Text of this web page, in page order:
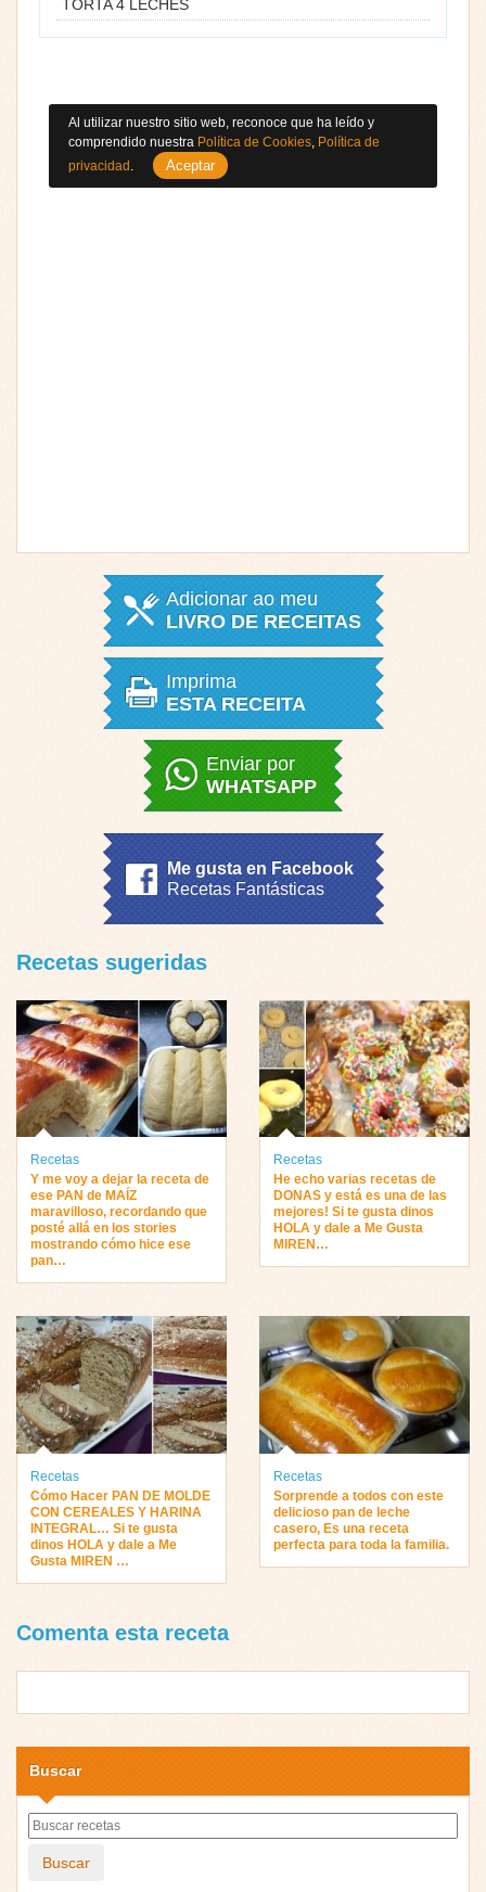
TORTA 4 LECHES
Adicionar ao meu
LIVRO DE RECEITAS
Imprima
ESTA RECEITA
Enviar por
WHATSAPP
Me gusta en Facebook
Recetas Fantásticas
Recetas sugeridas
Recetas
Y me voy a dejar la receta de
ese PAN de MAÍZ
maravilloso, recordando que
posté allá en los stories
mostrando cómo hice ese
pan…
Recetas
He echo varias recetas de
DONAS y está es una de las
mejores! Si te gusta dinos
HOLA y dale a Me Gusta
MIREN…
Recetas
Cómo Hacer PAN DE MOLDE
CON CEREALES Y HARINA
INTEGRAL… Si te gusta
dinos HOLA y dale a Me
Gusta MIREN …
Recetas
Sorprende a todos con este
delicioso pan de leche
casero, Es una receta
perfecta para toda la familia.
Comenta esta receta
Buscar
Buscar
Al utilizar nuestro sitio web, reconoce que ha leído y
comprendido nuestra Política de Cookies, Política de
privacidad . Aceptar